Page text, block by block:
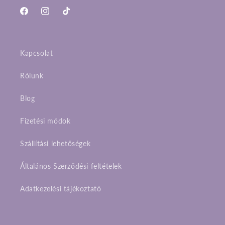
FacebookInstagramTikTok
Kapcsolat
Rólunk
Blog
Fizetési módok
Szállítási lehetőségek
Általános Szerződési feltételek
Adatkezelési tájékoztató